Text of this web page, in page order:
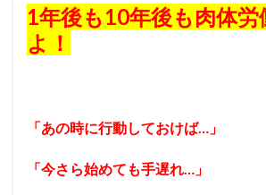
1年後も10年後も肉体労
よ！
「あの時に行動しておけば…」
「今さら始めても手遅れ…」